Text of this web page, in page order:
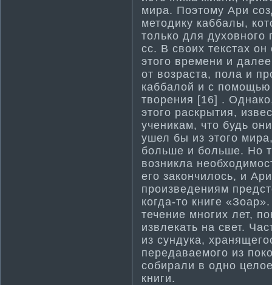
мира. Поэтому Ари
методику каббалы,
только для
сс. В своих текстах
этого времени и
от возраста, пола и
каббалой и с помощью
творения [16] .
этого раскрыти­я,
ученикам, что будь
ушел бы из этого
больше и больше. Но
возникла
его закончилось, и
произведениям
когда-то книге
течение многих лет,
извлекать на свет.
из сундука,
передаваемого из
собирали в одно
книги.